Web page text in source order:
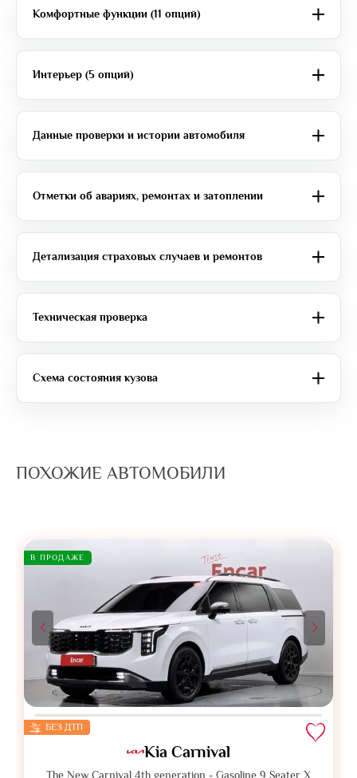
Комфортные функции (11 опций)
Интерьер (5 опций)
Данные проверки и истории автомобиля
Отметки об авариях, ремонтах и затоплении
Детализация страховых случаев и ремонтов
Техническая проверка
Схема состояния кузова
ПОХОЖИЕ АВТОМОБИЛИ
В ПРОДАЖЕ
БЕЗ ДТП
Kia Carnival
The New Carnival 4th generation - Gasoline 9 Seater X